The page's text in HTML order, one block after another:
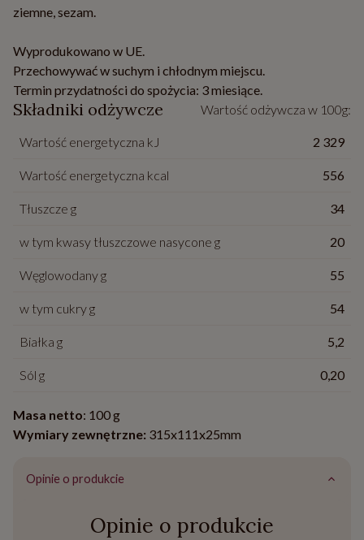
ziemne, sezam.
Wyprodukowano w UE.
Przechowywać w suchym i chłodnym miejscu.
Termin przydatności do spożycia: 3 miesiące.
Składniki odżywcze Wartość odżywcza w 100g:
Wartość energetyczna kJ 2 329
Wartość energetyczna kcal 556
Tłuszcze g 34
w tym kwasy tłuszczowe nasycone g 20
Węglowodany g 55
w tym cukry g 54
Białka g 5,2
Sól g 0,20
Masa netto: 100 g
Wymiary zewnętrzne: 315x111x25mm
Opinie o produkcie
Opinie o produkcie